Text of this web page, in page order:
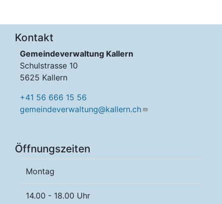
Kontakt
Gemeindeverwaltung Kallern
Schulstrasse 10
5625 Kallern
+41 56 666 15 56
gemeindeverwaltung@kallern.ch
Öffnungszeiten
Montag
14.00 - 18.00 Uhr